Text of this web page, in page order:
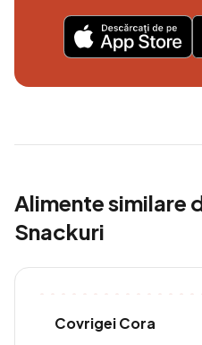
Alimente similare
Snackuri
Covrigei Cora